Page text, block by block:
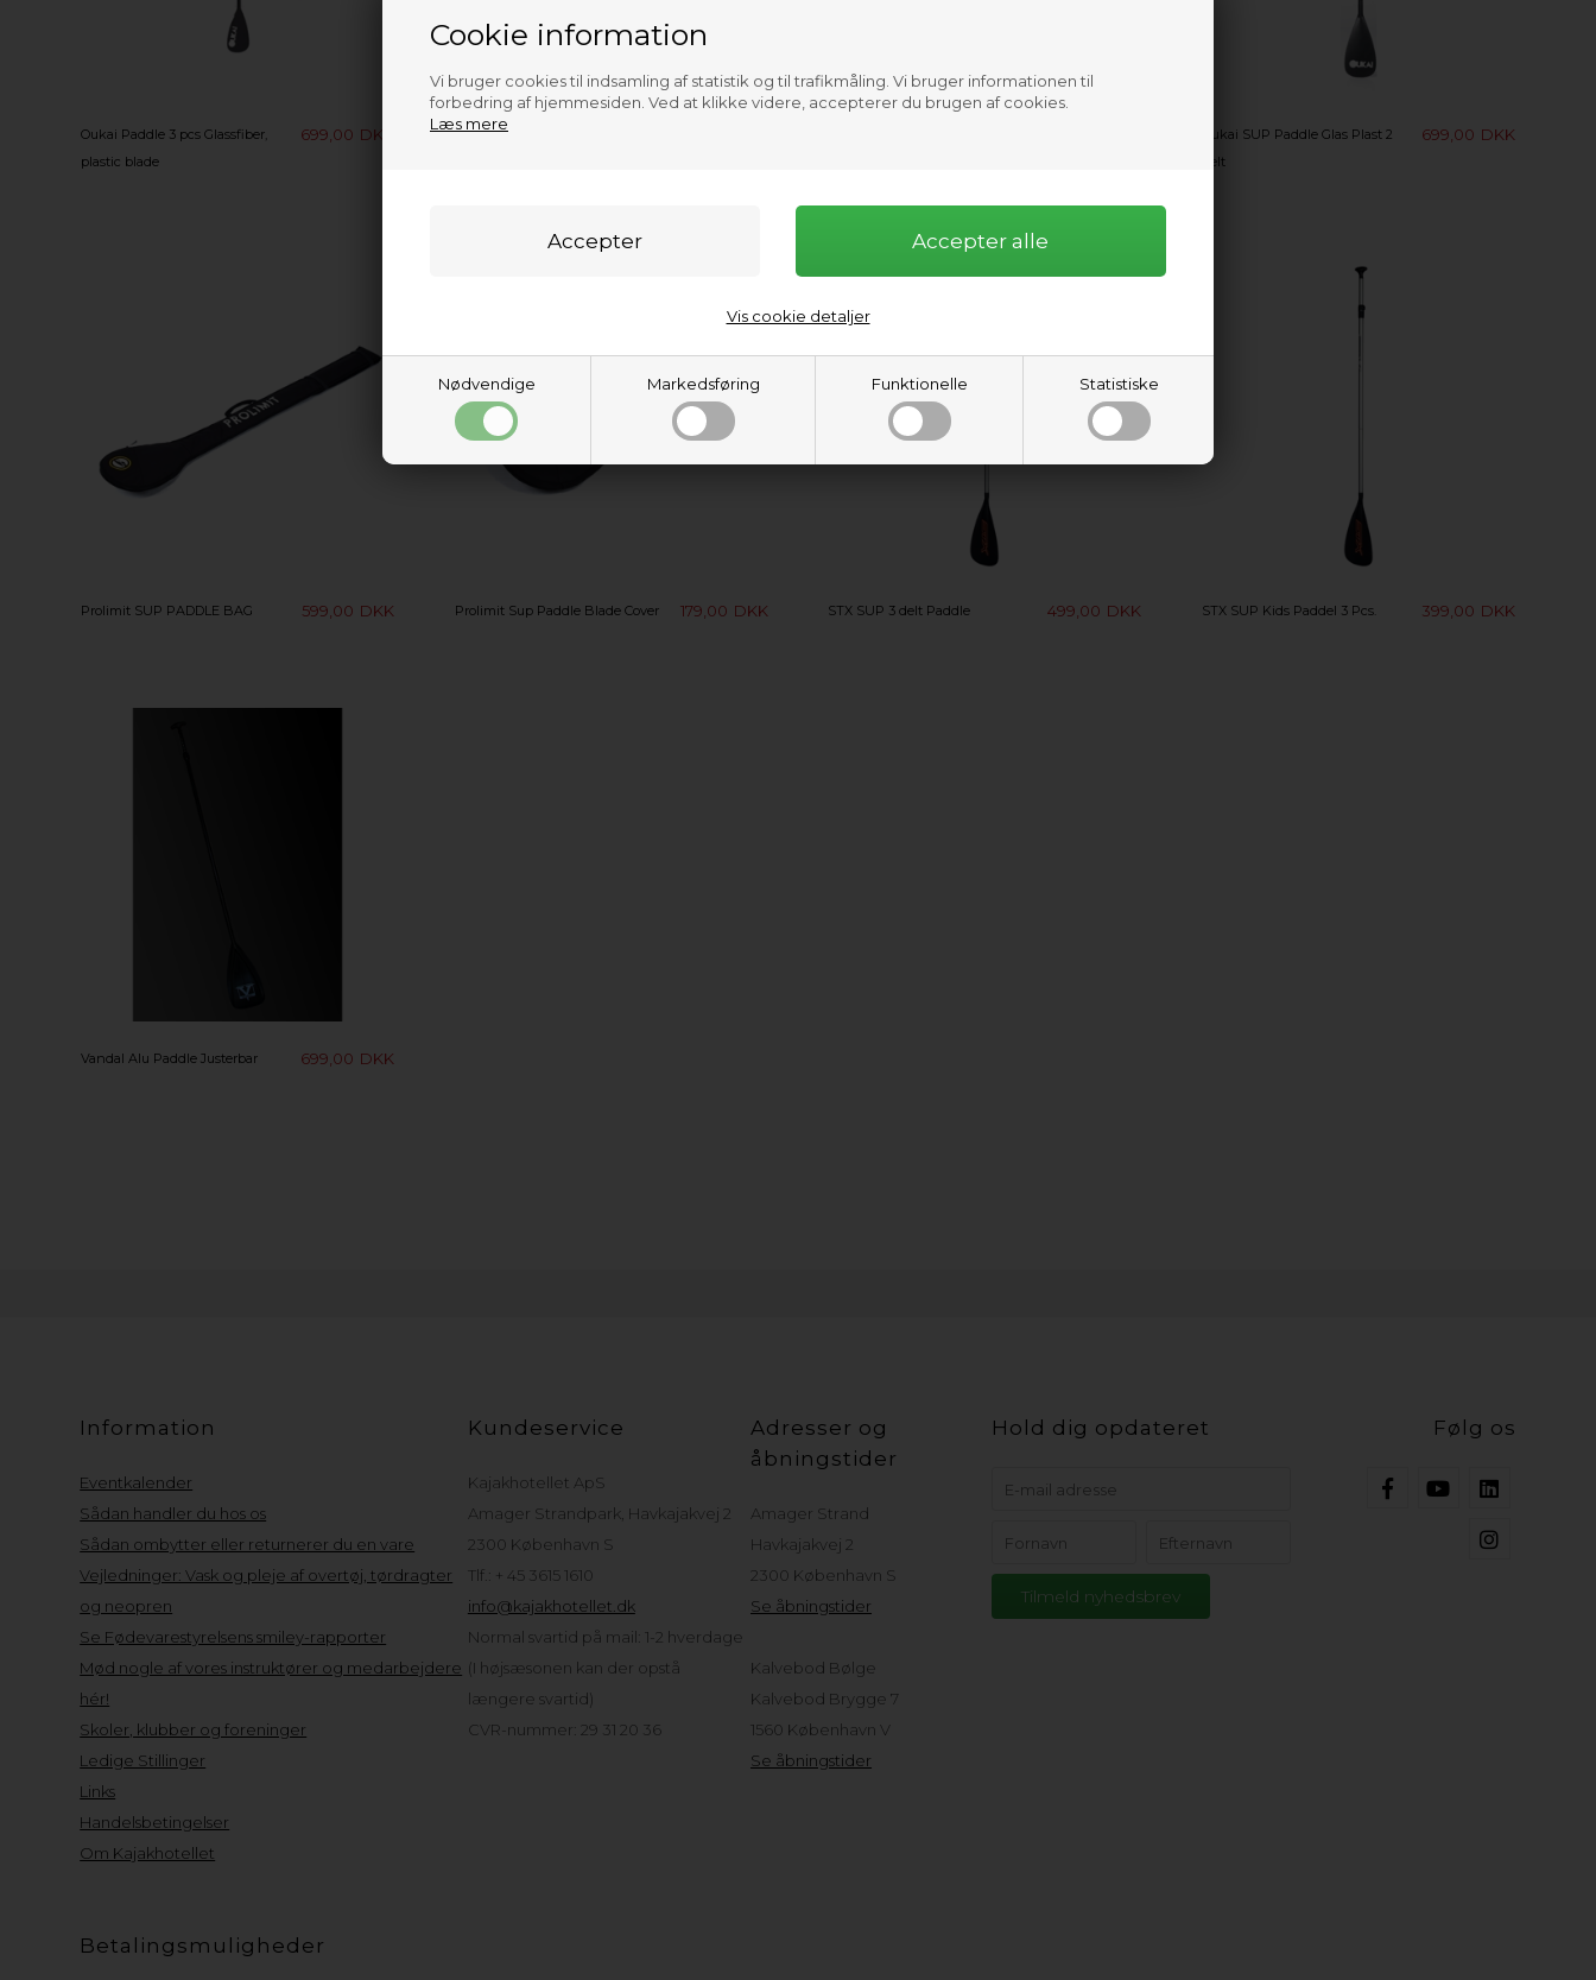
Cookie information
Vi bruger cookies til indsamling af statistik og til trafikmåling. Vi bruger informationen til
forbedring af hjemmesiden. Ved at klikke videre, accepterer du brugen af cookies.
Læs mere
Nødvendige Markedsføring Funktionelle Statistiske
Vis cookie detaljer
Oukai Paddle 3 pcs Glassfiber,
plastic blade
699,00 DKK Oukai Sup Alu Paddle 3 delt
Oukai SUP Paddle Glas Plast 2
delt
699,00 DKK
Prolimit SUP PADDLE BAG 599,00 DKK Prolimit Sup Paddle Blade Cover 179,00 DKK STX SUP 3 delt Paddle 499,00 DKK STX SUP Kids Paddel 3 Pcs. 399,00 DKK
Vandal Alu Paddle Justerbar 699,00 DKK
Information
Eventkalender
Sådan handler du hos os
Sådan ombytter eller returnerer du en vare
Vejledninger: Vask og pleje af overtøj, tørdragter
og neopren
Se Fødevarestyrelsens smiley-rapporter
Mød nogle af vores instruktører og medarbejdere
hér!
Skoler, klubber og foreninger
Ledige Stillinger
Links
Handelsbetingelser
Om Kajakhotellet
Betalingsmuligheder
Kundeservice
Kajakhotellet ApS
Amager Strandpark, Havkajakvej 2
2300 København S
Tlf.: + 45 3615 1610
info@kajakhotellet.dk
Normal svartid på mail: 1-2 hverdage
(I højsæsonen kan der opstå
længere svartid)
CVR-nummer: 29 31 20 36
Adresser og
åbningstider
Amager Strand
Havkajakvej 2
2300 København S
Se åbningstider
Kalvebod Bølge
Kalvebod Brygge 7
1560 København V
Se åbningstider
Hold dig opdateret Følg os